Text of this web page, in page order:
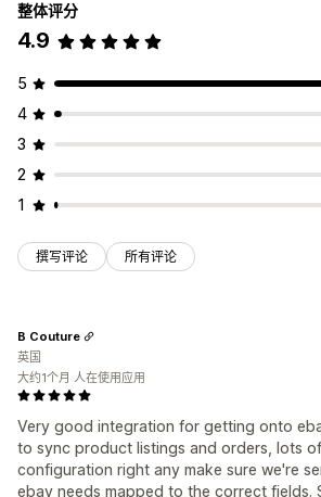
整体评分
4.9
5
4
3
2
1
撰写评论 所有评论
Very good integration for getting onto
to sync product listings and orders, lots
configuration right any make sure we're
ebay needs mapped to the correct fields.
B Couture
英国
大约1个月 人在使用应用